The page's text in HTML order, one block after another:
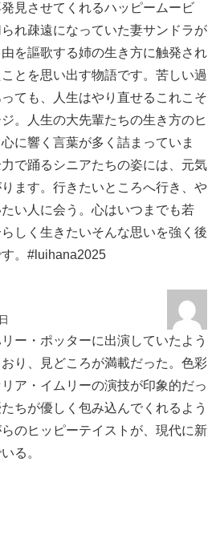
見させてくれるハッピームービ
れ疎遠になっていた妻サンドラが
を謳歌する姉の生き方に触発され
とを思い出す物語です。苦しい過
ても、人生はやり直せるこれこそ
。人生の大先輩たちの生き方のヒ
に響く言葉が多く詰まっていま
で踊るシニアたちの姿には、元気
ます。行きたいところへ行き、や
い人に会う。心はいつまでも若
しく生きたいそんな思いを強く後
。#luihana2025
ー・ポッターに出演していたよう
り、見どころが満載だった。色彩
ア・イムリーの演技が印象的だっ
ちが優しく包み込んでくれるよう
のヒッピーテイストが、現代に新
る。